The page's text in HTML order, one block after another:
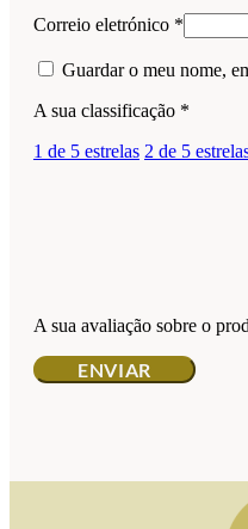
Correio eletrónico *
Guardar o meu nome,
A sua classificação *
1 de 5 estrelas 2 de 5
A sua avaliação sobre o